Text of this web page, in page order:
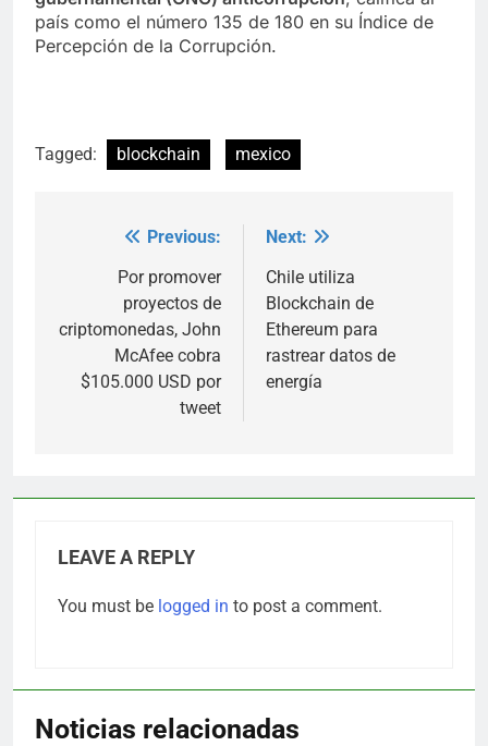
país como el número 135 de 180 en su Índice de
Percepción de la Corrupción.
Tagged: blockchain mexico
navigation
Previous:
Por promover
proyectos de
criptomonedas, John
McAfee cobra
$105.000 USD por
tweet
Next:
Chile utiliza
Blockchain de
Ethereum para
rastrear datos de
energía
LEAVE A REPLY
You must be logged in to post a comment.
Noticias relacionadas